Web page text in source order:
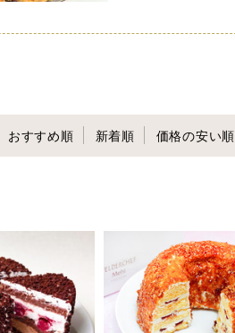
おすすめ順 新着順 価格の安い順